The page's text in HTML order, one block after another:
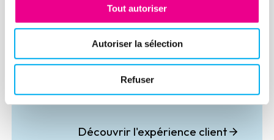
Tout autoriser
Autoriser la sélection
Refuser
Etre conforme à la
réglementation LCB FT
Le client a bénéficié d'une solution
globale avec notre partenaire
SYNAPSE pour enrichir sa base du RBE
assujetti complété par API des bases
effectifs.Découvrir l'expérience client